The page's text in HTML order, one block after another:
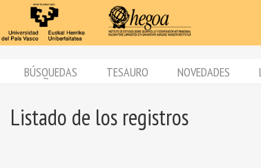
BÚSQUEDAS TESAURO NOVEDADES
Listado de los registros